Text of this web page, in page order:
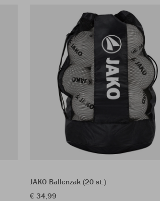
JAKO Ballenzak (20 st.)
€ 34,99